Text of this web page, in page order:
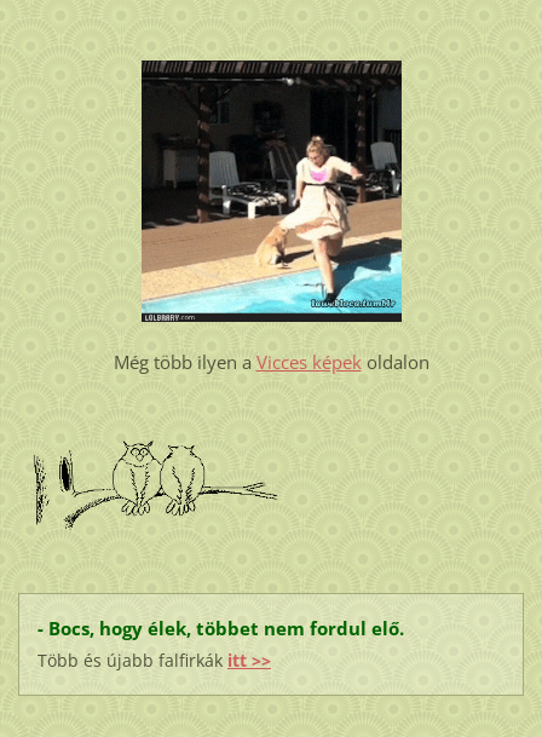
Még több ilyen a Vicces képekoldalon
- Bocs, hogy élek, többet nem fordul elő.
Több és újabb falfirkák itt >>